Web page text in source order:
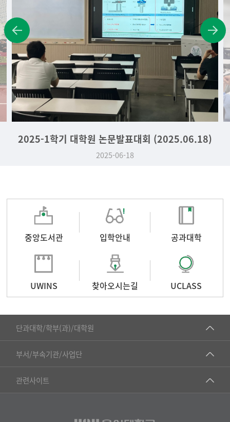
2025-1학기 대학원 논문발표대회 (2025.06.18)
2025-06-18
중앙도서관 입학안내 공과대학
UWINS 찾아오시는길 UCLASS
단과대학/학부(과)/대학원
■인문대학
▷국어국문학부
▷일본어·일본학과
부서/부속기관/사업단
공동기기센터
공학교육혁신센터
관련사이트
건강가정지원센터
교수협의회